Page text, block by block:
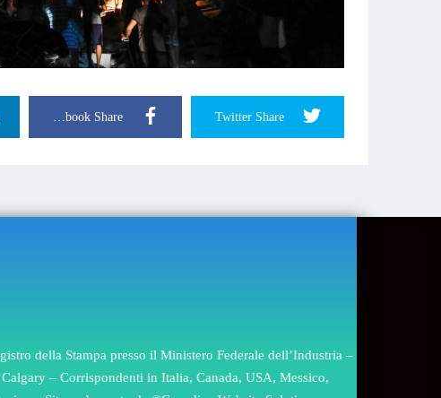
Twitter Share
Facebook Share
della Stampa presso il Ministero Federale dell’Industria –
– Corrispondenti in Italia, Canada, USA, Messico,